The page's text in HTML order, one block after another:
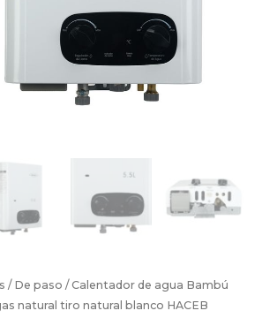
/ De paso / Calentador de agua Bambú
natural tiro natural blanco HACEB